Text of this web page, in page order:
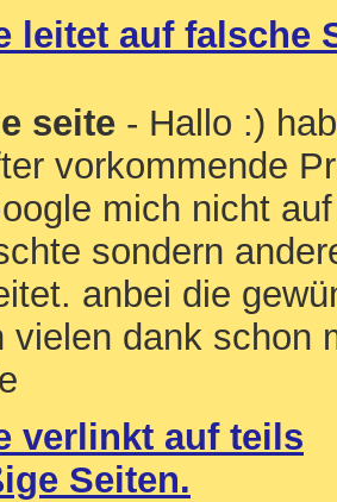
leitet auf falsche
seite - Hallo :)
vorkommende
mich nicht
sondern
anbei die
vielen dank schon
verlinkt auf teils
Seiten.